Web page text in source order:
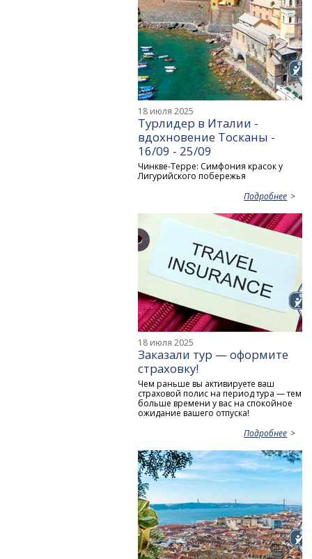
18 июля 2025
Турлидер в Италии -
вдохновение Тосканы -
16/09 - 25/09
Чинкве-Терре: Симфония красок у
Лигурийского побережья
Подробнее
18 июля 2025
Заказали тур — оформите
страховку!
Чем раньше вы активируете ваш
страховой полис на период тура — тем
больше времени у вас на спокойное
ожидание вашего отпуска!
Подробнее